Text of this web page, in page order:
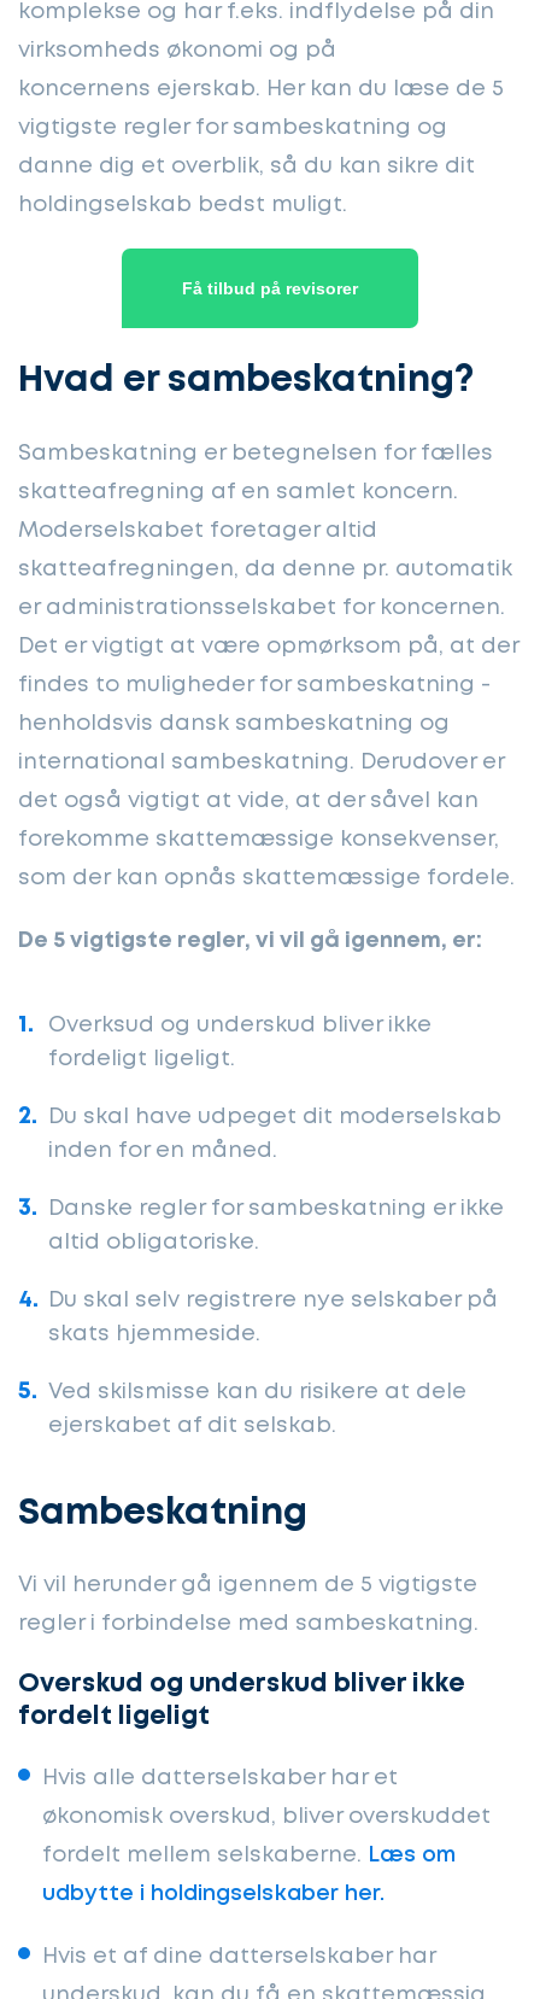
komplekse og har f.eks. indflydelse på din
virksomheds økonomi og på
koncernens ejerskab. Her kan du læse de 5
vigtigste regler for sambeskatning og
danne dig et overblik, så du kan sikre dit
holdingselskab bedst muligt.
Få tilbud på revisorer
Hvad er sambeskatning?
Sambeskatning er betegnelsen for fælles
skatteafregning af en samlet koncern.
Moderselskabet foretager altid
skatteafregningen, da denne pr. automatik
er administrationsselskabet for koncernen.
Det er vigtigt at være opmørksom på, at der
findes to muligheder for sambeskatning -
henholdsvis dansk sambeskatning og
international sambeskatning. Derudover er
det også vigtigt at vide, at der såvel kan
forekomme skattemæssige konsekvenser,
som der kan opnås skattemæssige fordele.
De 5 vigtigste regler, vi vil gå igennem, er:
Overksud og underskud bliver ikke
fordeligt ligeligt.
Du skal have udpeget dit moderselskab
inden for en måned.
Danske regler for sambeskatning er ikke
altid obligatoriske.
Du skal selv registrere nye selskaber på
skats hjemmeside.
Ved skilsmisse kan du risikere at dele
ejerskabet af dit selskab.
Sambeskatning
Vi vil herunder gå igennem de 5 vigtigste
regler i forbindelse med sambeskatning.
Overskud og underskud bliver ikke
fordelt ligeligt
Hvis alle datterselskaber har et
økonomisk overskud, bliver overskuddet
fordelt mellem selskaberne.
Læs om
udbytte i holdingselskaber her.
Hvis et af dine datterselskaber har